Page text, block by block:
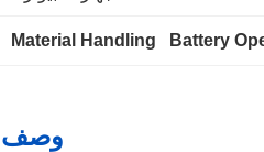
Material Handling   Battery
وصف